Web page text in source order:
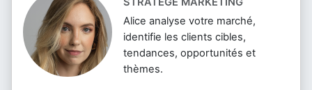
Alice analyse votre marché,
identifie les clients cibles,
tendances, opportunités et
thèmes.